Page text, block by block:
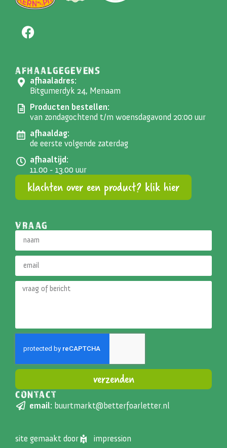
AFHAALGEGEVENS
afhaaladres:
Bitgumerdyk 24, Menaam
Producten bestellen:
van zondagochtend t/m woensdagavond 20:00 uur
afhaaldag:
de eerste volgende zaterdag
afhaaltijd:
11.00 - 13.00 uur
klachten over een product? klik hier
VRAAG
verzenden
Alternative:
CONTACT
email: buurtmarkt@betterfoarletter.nl
site gemaakt door impression